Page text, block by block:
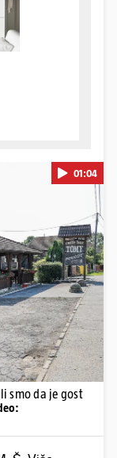
01:04
smo da je gost